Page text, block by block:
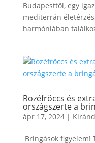
Budapesttől, egy
mediterrán
harmóniában
Rozéfröccs és
országszerte a
ápr 17, 2024|
Bringások